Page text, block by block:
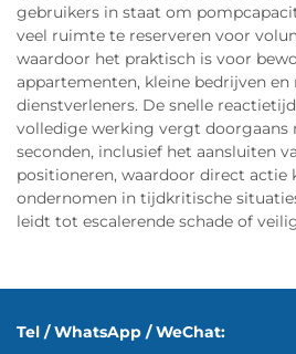
gebruikers in staat om
veel ruimte te reserveren voor
waardoor het praktisch is voor
appartementen, kleine bedrijven en
dienstverleners. De snelle
volledige werking vergt doorgaans
seconden, inclusief het aansluiten
positioneren, waardoor direct actie
ondernomen in tijdkritische
leidt tot escalerende schade of
Tel / WhatsApp / WeChat: